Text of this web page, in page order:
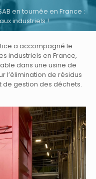
en tournée en France :
industriels !
a accompagné le
industriels en France,
dans une usine de
l’élimination de résidus
de gestion des déchets.